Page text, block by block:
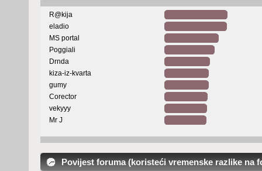
R@kija
eladio
MS portal
Poggiali
Drnda
kiza-iz-kvarta
gumy
Corector
vekyyy
Mr J
Povijest foruma (koristeći vremenske razlike na